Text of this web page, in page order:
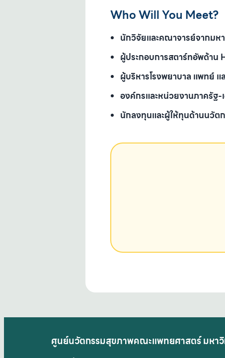
Who Will You Meet?
นักวิจัยและคณาจารย์จากมห
ผู้ประกอบการสตาร์ทอัพด้าน
ผู้บริหารโรงพยาบาล แพทย์
องค์กรและหน่วยงานภาครัฐ-
นักลงทุนและผู้ให้ทุนด้านนวัต
ศูนย์นวัตกรรมสุขภาพคณะแพทยศาสตร์ มหาวิ